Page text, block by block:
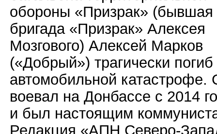
обороны «Призрак» (бывшая
бригада «Призрак» Алексея
Мозгового) Алексей Марков
(«Добрый») трагически погиб
автомобильной катастрофе.
воевал на Донбассе с 2014
и был настоящим
Редакция «АПН Северо-